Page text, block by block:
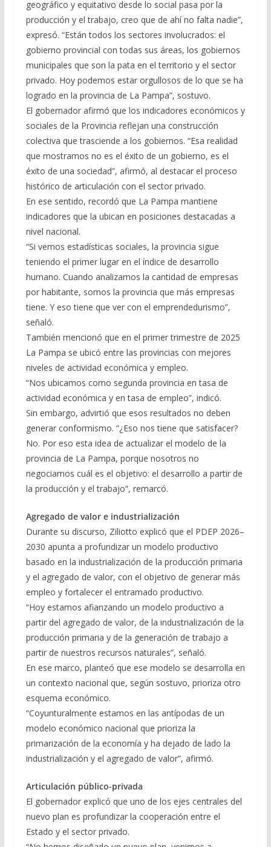
geográfico y equitativo desde lo social pasa por la
producción y el trabajo, creo que de ahí no falta nadie”,
expresó. “Están todos los sectores involucrados: el
gobierno provincial con todas sus áreas, los gobiernos
municipales que son la pata en el territorio y el sector
privado. Hoy podemos estar orgullosos de lo que se ha
logrado en la provincia de La Pampa”, sostuvo.
El gobernador afirmó que los indicadores económicos y
sociales de la Provincia reflejan una construcción
colectiva que trasciende a los gobiernos. “Esa realidad
que mostramos no es el éxito de un gobierno, es el
éxito de una sociedad”, afirmó, al destacar el proceso
histórico de articulación con el sector privado.
En ese sentido, recordó que La Pampa mantiene
indicadores que la ubican en posiciones destacadas a
nivel nacional.
“Si vemos estadísticas sociales, la provincia sigue
teniendo el primer lugar en el índice de desarrollo
humano. Cuando analizamos la cantidad de empresas
por habitante, somos la provincia que más empresas
tiene. Y eso tiene que ver con el emprendedurismo”,
señaló.
También mencionó que en el primer trimestre de 2025
La Pampa se ubicó entre las provincias con mejores
niveles de actividad económica y empleo.
“Nos ubicamos como segunda provincia en tasa de
actividad económica y en tasa de empleo”, indicó.
Sin embargo, advirtió que esos resultados no deben
generar conformismo. “¿Eso nos tiene que satisfacer?
No. Por eso esta idea de actualizar el modelo de la
provincia de La Pampa, porque nosotros no
negociamos cuál es el objetivo: el desarrollo a partir de
la producción y el trabajo”, remarcó.
Agregado de valor e industrialización
Durante su discurso, Ziliotto explicó que el PDEP 2026–
2030 apunta a profundizar un modelo productivo
basado en la industrialización de la producción primaria
y el agregado de valor, con el objetivo de generar más
empleo y fortalecer el entramado productivo.
“Hoy estamos afianzando un modelo productivo a
partir del agregado de valor, de la industrialización de la
producción primaria y de la generación de trabajo a
partir de nuestros recursos naturales”, señaló.
En ese marco, planteó que ese modelo se desarrolla en
un contexto nacional que, según sostuvo, prioriza otro
esquema económico.
“Coyunturalmente estamos en las antípodas de un
modelo económico nacional que prioriza la
primarización de la economía y ha dejado de lado la
industrialización y el agregado de valor”, afirmó.
Articulación público-privada
El gobernador explicó que uno de los ejes centrales del
nuevo plan es profundizar la cooperación entre el
Estado y el sector privado.